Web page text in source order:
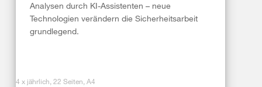
Analysen durch KI-Assistenten – neue
Technologien verändern die Sicherheitsarbeit
grundlegend.
4 x jährlich, 22 Seiten, A4